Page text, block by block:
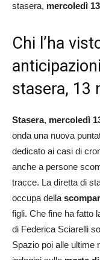
stasera, mercoledì
Chi l’ha
stasera, 13
Stasera, mercoledì
onda una nuova
dedicato ai casi di
anche a persone
tracce. La diretta di
occupa della
figli. Che fine ha fatto
di Federica Sciarelli
Spazio poi alle ultime